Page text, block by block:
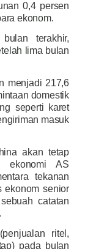
0,4 persen
ekonom.
terakhir,
lima bulan
menjadi 217,6
domestik
seperti karet
masuk
akan tetap
ekonomi AS
tekanan
ekonom senior
catatan
ritel,
pada bulan